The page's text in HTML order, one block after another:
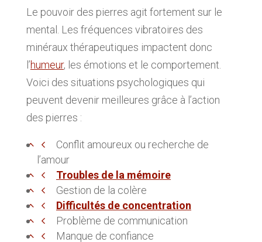
Le pouvoir des pierres agit fortement sur le
mental. Les fréquences vibratoires des
minéraux thérapeutiques impactent donc
l’humeur, les émotions et le comportement.
Voici des situations psychologiques qui
peuvent devenir meilleures grâce à l’action
des pierres :
Conflit amoureux ou recherche de
l’amour
Troubles de la mémoire
Gestion de la colère
Difficultés de concentration
Problème de communication
Manque de confiance